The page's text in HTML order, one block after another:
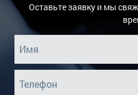
Оставьте заявку и мы